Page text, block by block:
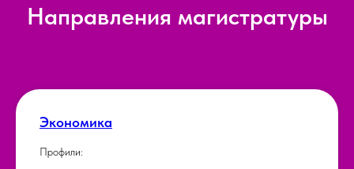
Направления магистратуры
Экономика
Профили: